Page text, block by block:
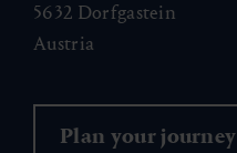
5632 Dorfgastein
Austria
Plan your journey